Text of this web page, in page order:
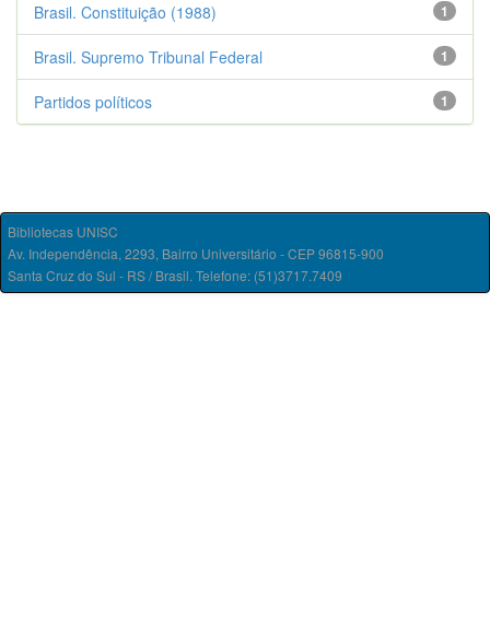
1
Brasil. Constituição (1988)
1
Brasil. Supremo Tribunal Federal
1
Partidos políticos
Bibliotecas UNISC
Av. Independência, 2293, Bairro Universitário - CEP 96815-900
Santa Cruz do Sul - RS / Brasil. Telefone: (51)3717.7409